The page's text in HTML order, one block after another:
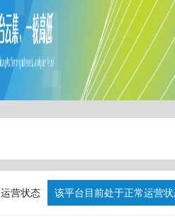
运营状态 该平台目前处于正常运营